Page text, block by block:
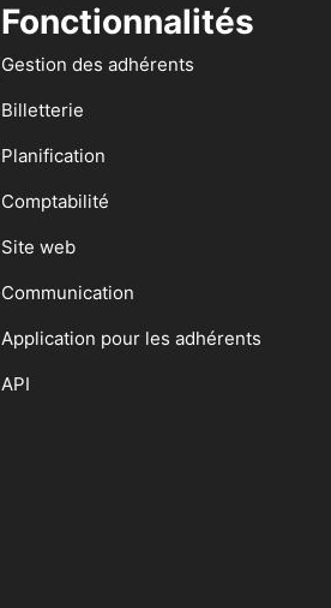
Fonctionnalités
Gestion des adhérents
Billetterie
Planification
Comptabilité
Site web
Communication
Application pour les adhérents
API